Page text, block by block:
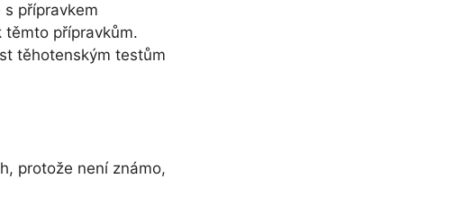
přípravkem
těmto přípravkům.
těhotenským testům
protože není známo,